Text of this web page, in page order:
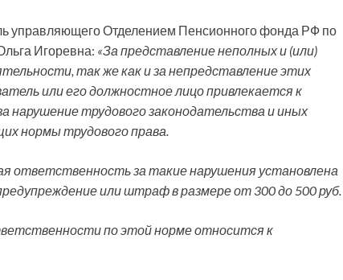
управляющего Отделением Пенсионного фонда РФ по
Игоревна: «За представление неполных и (или)
так же как и за непредставление этих
или его должностное лицо привлекается к
трудового законодательства и иных
нормы трудового права.
ответственность за такие нарушения установлена
или штраф в размере от 300 до 500 руб.
по этой норме относится к